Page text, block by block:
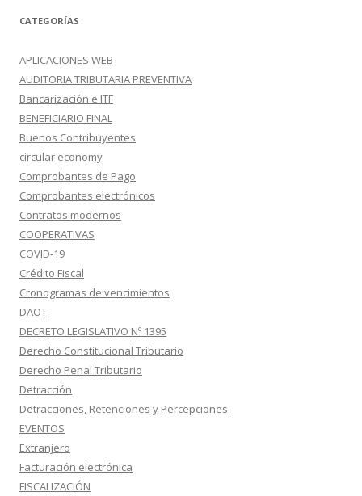
CATEGORÍAS
APLICACIONES WEB
AUDITORIA TRIBUTARIA PREVENTIVA
Bancarización e ITF
BENEFICIARIO FINAL
Buenos Contribuyentes
circular economy
Comprobantes de Pago
Comprobantes electrónicos
Contratos modernos
COOPERATIVAS
COVID-19
Crédito Fiscal
Cronogramas de vencimientos
DAOT
DECRETO LEGISLATIVO Nº 1395
Derecho Constitucional Tributario
Derecho Penal Tributario
Detracción
Detracciones, Retenciones y Percepciones
EVENTOS
Extranjero
Facturación electrónica
FISCALIZACIÓN